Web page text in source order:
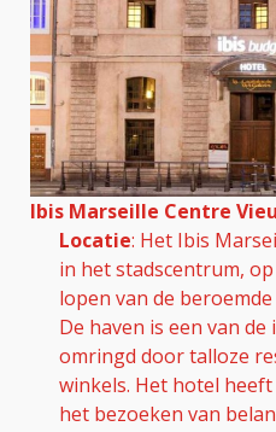
Ibis Marseille Centre
Locatie: Het Ibis
in het stadscentrum,
lopen van de
De haven is een van
omringd door talloze
winkels. Het hotel
het bezoeken van